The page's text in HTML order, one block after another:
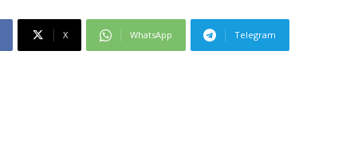
X WhatsApp Telegram